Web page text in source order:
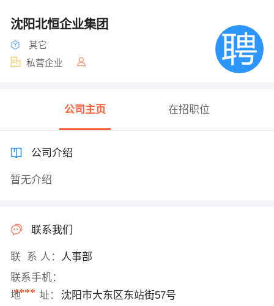
沈阳北恒企业集团
其它
私营企业
公司主页 在招职位
公司介绍
暂无介绍
联系我们
联 系 人： 人事部
联系手机：
****
地 址： 沈阳市大东区东站街57号